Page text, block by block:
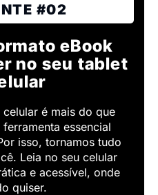
#02
eBook
no seu tablet
celular é mais do que
essencial
isso, tornamos tudo
Leia no seu celular
e acessível, onde
quiser.